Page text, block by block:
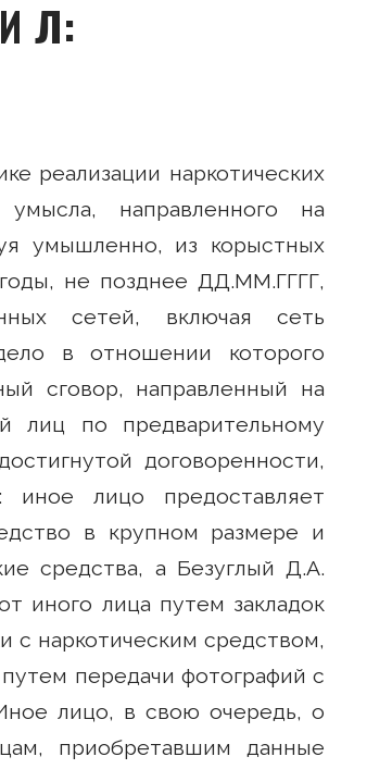
Л:
реализации наркотических
направленного на
умышленно, из корыстных
не позднее ДД.ММ.ГГГГ,
сетей, включая сеть
в отношении которого
сговор, направленный на
лиц по предварительному
договоренности,
лицо предоставляет
в крупном размере и
средства, а Безуглый Д.А.
иного лица путем закладок
с наркотическим средством,
передачи фотографий с
лицо, в свою очередь, о
приобретавшим данные